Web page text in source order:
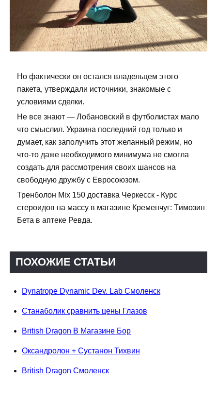
Но фактически он остался владельцем этого
пакета, утверждали источники, знакомые с
условиями сделки.
Не все знают — Лобановский в футболистах мало
что смыслил. Украина последний год только и
думает, как заполучить этот желанный режим, но
что-то даже необходимого минимума не смогла
создать для рассмотрения своих шансов на
свободную дружбу с Евросоюзом.
Тренболон Mix 150 доставка Черкесск - Курс
стероидов на массу в магазине Кременчуг: Tимозин
Бета в аптеке Ревда.
ПОХОЖИЕ СТАТЬИ
Dynatrope Dynamic Dev. Lab Смоленск
Станаболик сравнить цены Глазов
British Dragon В Магазине Бор
Оксандролон + Сустанон Тихвин
British Dragon Смоленск